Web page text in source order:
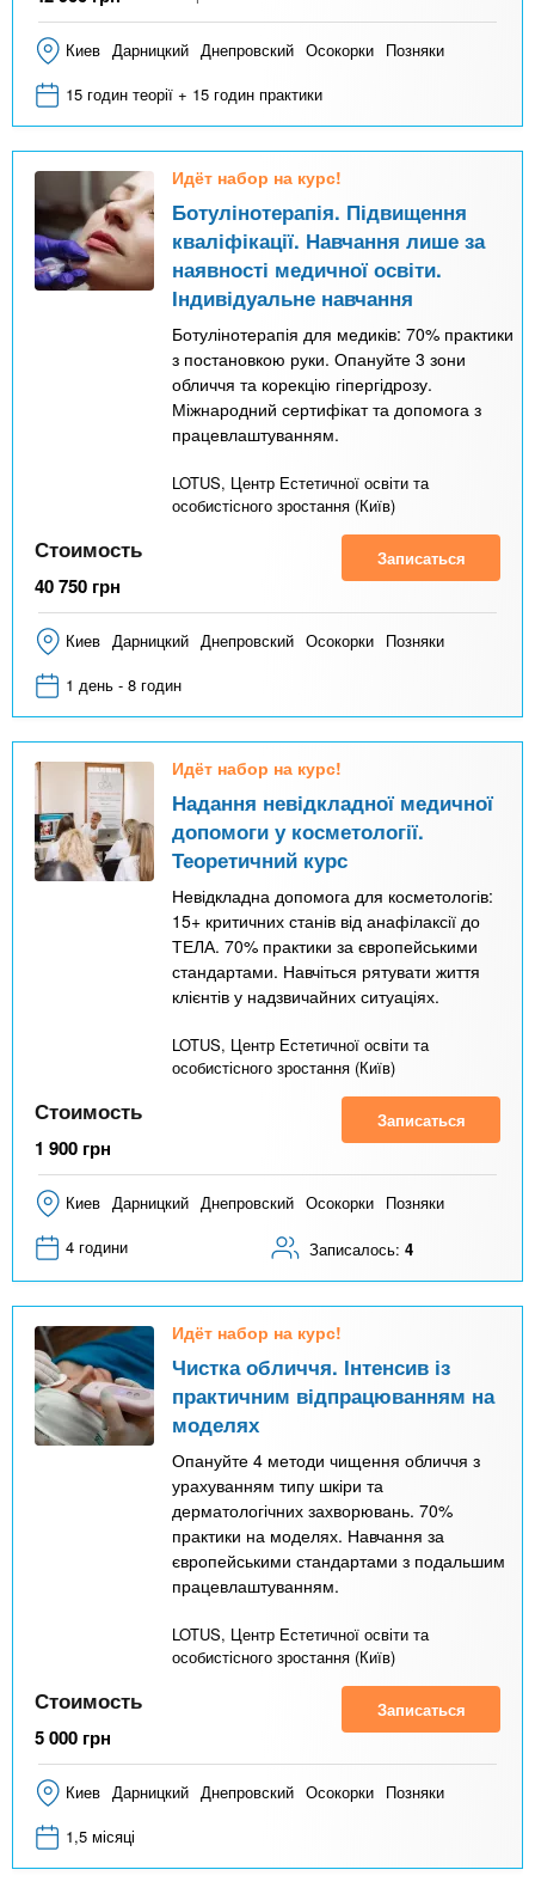
Киев Дарницкий Днепровский Осокорки Позняки
15 годин теорії + 15 годин практики
Идёт набор на курс!
Ботулінотерапія. Підвищення
кваліфікації. Навчання лише за
наявності медичної освіти.
Індивідуальне навчання
Ботулінотерапія для медиків: 70% практики
з постановкою руки. Опануйте 3 зони
обличчя та корекцію гіпергідрозу.
Міжнародний сертифікат та допомога з
працевлаштуванням.
LOTUS, Центр Естетичної освіти та
особистісного зростання (Київ)
Стоимость
40 750 грн
Записаться
Киев Дарницкий Днепровский Осокорки Позняки
1 день - 8 годин
Идёт набор на курс!
Надання невідкладної медичної
допомоги у косметології.
Теоретичний курс
Невідкладна допомога для косметологів:
15+ критичних станів від анафілаксії до
ТЕЛА. 70% практики за європейськими
стандартами. Навчіться рятувати життя
клієнтів у надзвичайних ситуаціях.
LOTUS, Центр Естетичної освіти та
особистісного зростання (Київ)
Стоимость
1 900 грн
Записаться
Киев Дарницкий Днепровский Осокорки Позняки
4 години
Записалось: 4
Идёт набор на курс!
Чистка обличчя. Інтенсив із
практичним відпрацюванням на
моделях
Опануйте 4 методи чищення обличчя з
урахуванням типу шкіри та
дерматологічних захворювань. 70%
практики на моделях. Навчання за
європейськими стандартами з подальшим
працевлаштуванням.
LOTUS, Центр Естетичної освіти та
особистісного зростання (Київ)
Стоимость
5 000 грн
Записаться
Киев Дарницкий Днепровский Осокорки Позняки
1,5 місяці